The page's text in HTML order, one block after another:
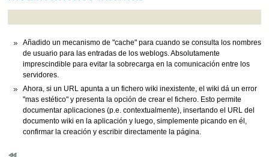
Añadido un mecanismo de "cache" para cuando se consulta los nombres
de usuario para las entradas de los weblogs. Absolutamente
imprescindible para evitar la sobrecarga en la comunicación entre los
servidores.
Ahora, si un URL apunta a un fichero wiki inexistente, el wiki dá un error
"mas estético" y presenta la opción de crear el fichero. Esto permite
documentar aplicaciones (p.e. contextualmente), insertando el URL del
documento wiki en la aplicación y luego, simplemente picando en él,
confirmar la creación y escribir directamente la página.